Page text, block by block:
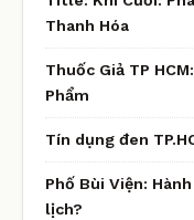
Thanh Hóa
Thuốc Giả TP
Phẩm
Tín dụng đen
Phố Bùi Viện:
lịch?